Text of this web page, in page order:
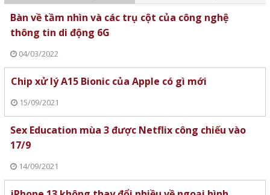
Bàn về tầm nhìn và các trụ cột của công nghệ
thông tin di động 6G
04/03/2022
Chip xử lý A15 Bionic của Apple có gì mới
15/09/2021
Sex Education mùa 3 được Netflix công chiếu vào
17/9
14/09/2021